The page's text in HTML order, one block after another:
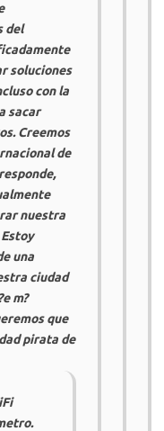
del
soluciones
con la
sacar
Creemos
de
nuestra
una
ciudad
m?
que
pirata de